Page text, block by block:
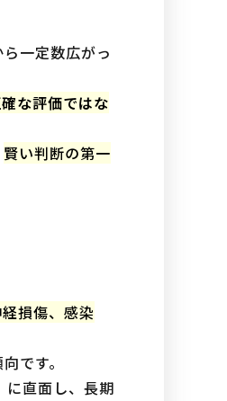
一定数広がっ
な評価ではな
賢い判断の第一
損傷、感染
です。
に直面し、長期